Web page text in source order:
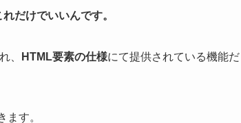
だけでいいんです。
、 HTML要素の仕様にて提供されている機能だ
す。